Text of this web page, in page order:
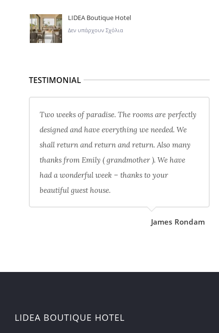
LIDEA Boutique Hotel
Δεν υπάρχουν Σχόλια
TESTIMONIAL
Two weeks of paradise. The rooms are perfectly
designed and have everything we needed. We
shall return and return and return. Also many
thanks from Emily ( grandmother ). We have
had a wonderful week – thanks to your
beautiful guest house.
James Rondam
LIDEA BOUTIQUE HOTEL